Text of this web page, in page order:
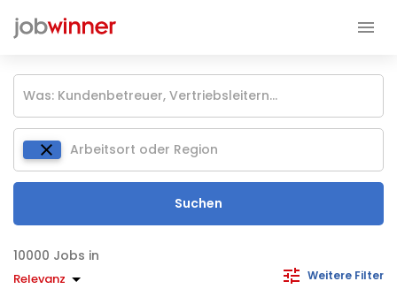
Suchen
Jobs in
Relevanz Weitere Filter